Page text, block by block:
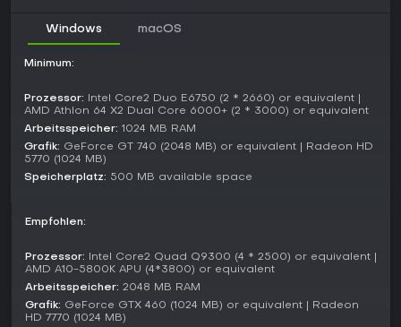
inzwischen 31 offizielle Levels plus über 5.000
Mit einer „Very Positive"-Bewertung und 95 % positiven
Stimmen aus über 171.000 Nutzerrezensionen überzeugt
Human Fall Flat durch humorvolle Physik und wiederholbare
Rätsel. Kritiker vergaben gemischte Noten um die 68 von 100
Punkten und lobten die komischen Animationen sowie das
Experimente im entspannten Rahmen, findet hier dank
Inhalt echten Spielspaß. Auch Solo-Spieler kommen auf ihre
Kosten, doch Multiplayer hebt das Erlebnis auf ein neues
Level.
Windows macOS
Minimum:
Prozessor: Intel Core2 Duo E6750 (2 * 2660) or equivalent |
AMD Athlon 64 X2 Dual Core 6000+ (2 * 3000) or equivalent
Arbeitsspeicher: 1024 MB RAM
Grafik: GeForce GT 740 (2048 MB) or equivalent | Radeon HD
5770 (1024 MB)
Speicherplatz: 500 MB available space
Empfohlen:
Prozessor: Intel Core2 Quad Q9300 (4 * 2500) or equivalent |
AMD A10-5800K APU (4*3800) or equivalent
Arbeitsspeicher: 2048 MB RAM
Grafik: GeForce GTX 460 (1024 MB) or equivalent | Radeon
HD 7770 (1024 MB)